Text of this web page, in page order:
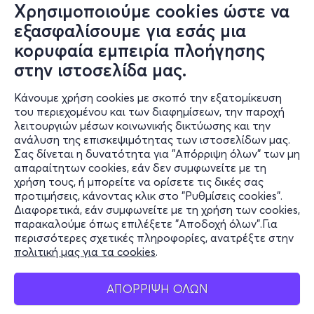
Χρησιμοποιούμε cookies ώστε να
εξασφαλίσουμε για εσάς μια
κορυφαία εμπειρία πλοήγησης
στην ιστοσελίδα μας.
Κάνουμε χρήση cookies με σκοπό την εξατομίκευση
του περιεχομένου και των διαφημίσεων, την παροχή
λειτουργιών μέσων κοινωνικής δικτύωσης και την
ανάλυση της επισκεψιμότητας των ιστοσελίδων μας.
Σας δίνεται η δυνατότητα για "Απόρριψη όλων" των μη
απαραίτητων cookies, εάν δεν συμφωνείτε με τη
χρήση τους, ή μπορείτε να ορίσετε τις δικές σας
προτιμήσεις, κάνοντας κλικ στο "Ρυθμίσεις cookies".
Διαφορετικά, εάν συμφωνείτε με τη χρήση των cookies,
παρακαλούμε όπως επιλέξετε "Αποδοχή όλων".Για
περισσότερες σχετικές πληροφορίες, ανατρέξτε στην
πολιτική μας για τα cookies.
ΑΠΟΡΡΙΨΗ ΟΛΩΝ
Κaravias Art Insurance.
ΠΛΗΡΟΦΟΡΙΕΣ
Ημερομηνία: Σάββατο 20 Ιουνίου
Διάρκεια: 60’
Κόστος συμμετοχής:
ΓΕΝΙΚΟ ΚΟΙΝΟ: 13 ευρώ
ΦΛΟΙ ΜΟΥΣΕΙΟΥ:10% έκπτωση
Κρατήσεις:
ΓΕΝΙΚΟ ΚΟΙΝΟ: Μέσω More.com
ΦΙΛΟΙ ΜΟΥΣΕΙΟΥ: κράτηση τηλεφωνικά στο +30 210
881 9079 ή μέσω email στο contact@alekosfassianos.gr
Συντελεστές: Μαλβίνα Παναγιωτίδη & Ιωάννα
Πιπερίγκου, Διευθύντρια του Μουσείου και επιμελήτρια
του Contemporary Intervention Program.
Πληροφορίες
Υποστήριξη
Stay Connected
Mobile app